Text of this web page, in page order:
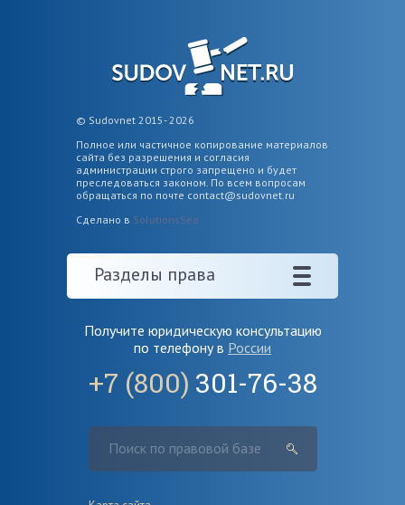
© Sudovnet 2015- 2026
Полное или частичное копирование материалов
сайта без разрешения и согласия
администрации строго запрещено и будет
преследоваться законом. По всем вопросам
обращаться по почте contact@sudovnet.ru
Сделано в SolutionsSeo
Разделы права
Получите юридическую консультацию
по телефону в России
+7 (800) 301-76-38